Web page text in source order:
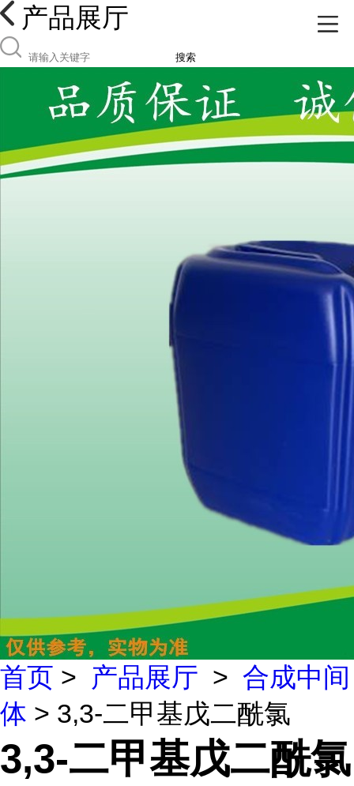
产品展厅
搜索
首页 > 产品展厅 > 合成中间
体 > 3,3-二甲基戊二酰氯
3,3-二甲基戊二酰氯